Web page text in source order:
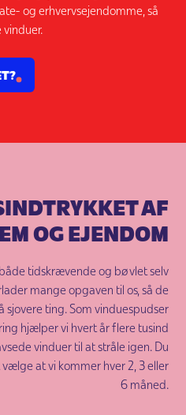
og erhvervsejendomme, så
AF
OG EJENDOM
tidskrævende og bøvlet selv
mange opgaven til os, så de
sjovere ting. Som vinduespudser
hjælper vi hvert år flere tusind
vinduer til at stråle igen. Du
at vi kommer hver 2, 3 eller
6 måned.